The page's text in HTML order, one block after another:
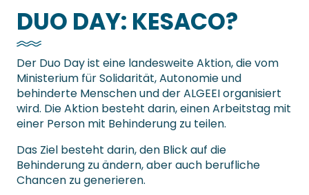
DUO DAY: KESACO?
Der Duo Day ist eine landesweite Aktion, die vom
Ministerium für Solidarität, Autonomie und
behinderte Menschen und der ALGEEI organisiert
wird. Die Aktion besteht darin, einen Arbeitstag mit
einer Person mit Behinderung zu teilen.
Das Ziel besteht darin, den Blick auf die
Behinderung zu ändern, aber auch berufliche
Chancen zu generieren.